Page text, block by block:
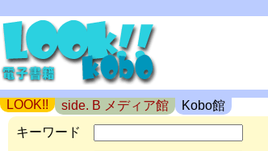
LOOK!! side. B メディア館
Kobo館
キーワード